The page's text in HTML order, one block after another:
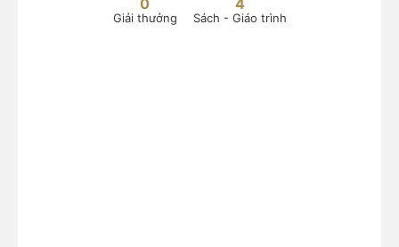
0
Giải thưởng
4
Sách - Giáo trình